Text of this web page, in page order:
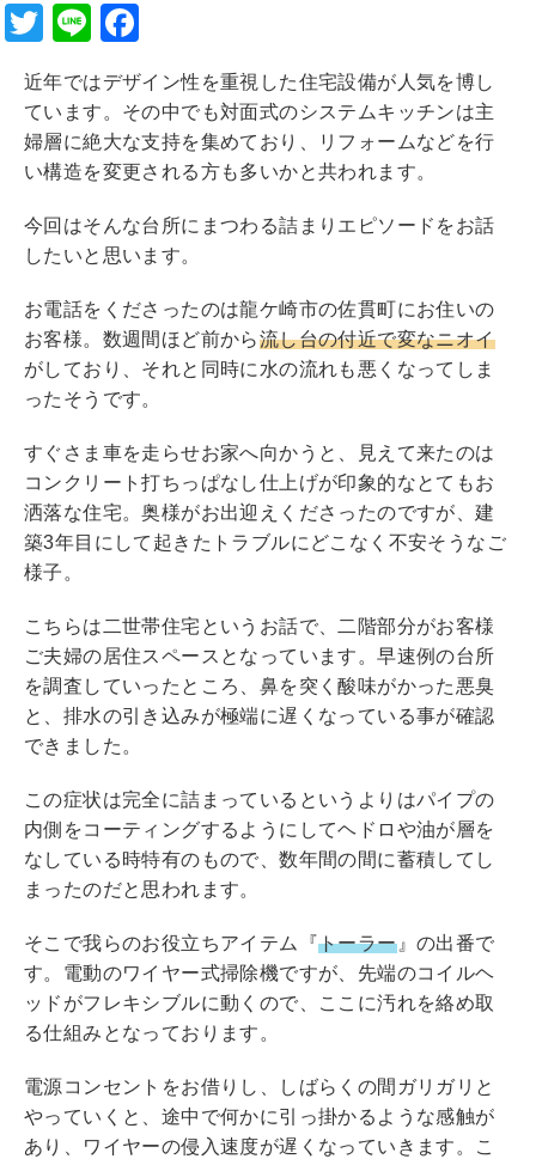
T
wi
tt
er
Li
e
a
c
e
b
o
o
k
近年ではデザイン性を重視した住宅設備が人気を博し
ています。その中でも対面式のシステムキッチンは主
婦層に絶大な支持を集めており、リフォームなどを行
い構造を変更される方も多いかと共われます。
今回はそんな台所にまつわる詰まりエピソードをお話
したいと思います。
お電話をくださったのは龍ケ崎市の佐貫町にお住いの
お客様。数週間ほど前から流し台の付近で変なニオイ
がしており、それと同時に水の流れも悪くなってしま
ったそうです。
すぐさま車を走らせお家へ向かうと、見えて来たのは
コンクリート打ちっぱなし仕上げが印象的なとてもお
洒落な住宅。奥様がお出迎えくださったのですが、建
築3年目にして起きたトラブルにどこなく不安そうなご
様子。
こちらは二世帯住宅というお話で、二階部分がお客様
ご夫婦の居住スペースとなっています。早速例の台所
を調査していったところ、鼻を突く酸味がかった悪臭
と、排水の引き込みが極端に遅くなっている事が確認
できました。
この症状は完全に詰まっているというよりはパイプの
内側をコーティングするようにしてヘドロや油が層を
なしている時特有のもので、数年間の間に蓄積してし
まったのだと思われます。
そこで我らのお役立ちアイテム『トーラー』の出番で
す。電動のワイヤー式掃除機ですが、先端のコイルヘ
ッドがフレキシブルに動くので、ここに汚れを絡め取
る仕組みとなっております。
電源コンセントをお借りし、しばらくの間ガリガリと
やっていくと、途中で何かに引っ掛かるような感触が
あり、ワイヤーの侵入速度が遅くなっていきます。こ